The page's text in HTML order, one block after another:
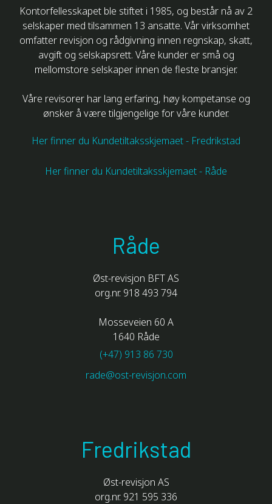
Kontorfellesskapet ble stiftet i 1985, og består nå av 2
selskaper med tilsammen 13 ansatte. Vår virksomhet
omfatter revisjon og rådgivning innen regnskap, skatt,
avgift og selskapsrett. Våre kunder er små og
mellomstore selskaper innen de fleste bransjer.
Våre revisorer har lang erfaring, høy kompetanse og
ønsker å være tilgjengelige for våre kunder.
Her finner du Kundetiltaksskjemaet - Fredrikstad
Her finner du Kundetiltaksskjemaet - Råde
Råde
Øst-revisjon BFT AS
org.nr. 918 493 794
Mosseveien 60 A
1640 Råde
(+47) 913 86 730
rade@ost-revisjon.com
Fredrikstad
Øst-revisjon AS
org.nr. 921 595 336